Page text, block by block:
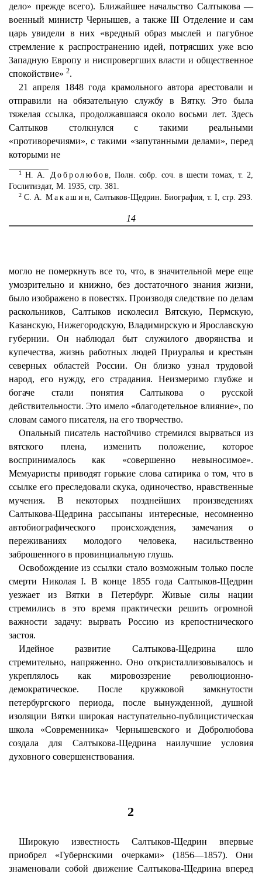
дело» прежде всего). Ближайшее начальство Салтыкова —
военный министр Чернышев, а также III Отделение и сам
царь увидели в них «вредный образ мыслей и пагубное
стремление к распространению идей, потрясших уже всю
Западную Европу и ниспровергших власти и общественное
спокойствие» 2.
21 апреля 1848 года крамольного автора арестовали и
отправили на обязательную службу в Вятку. Это была
тяжелая ссылка, продолжавшаяся около восьми лет. Здесь
Салтыков столкнулся с такими реальными
«противоречиями», с такими «запутанными делами», перед
которыми не
1Н. А. Добролюбов, Полн. собр. соч. в шести томах, т. 2,
Гослитиздат, М. 1935, стр. 381.
2С. А. Макашин, Салтыков-Щедрин. Биография, т. I, стр. 293.
14
могло не померкнуть все то, что, в значительной мере еще
умозрительно и книжно, без достаточного знания жизни,
было изображено в повестях. Производя следствие по делам
раскольников, Салтыков исколесил Вятскую, Пермскую,
Казанскую, Нижегородскую, Владимирскую и Ярославскую
губернии. Он наблюдал быт служилого дворянства и
купечества, жизнь работных людей Приуралья и крестьян
северных областей России. Он близко узнал трудовой
народ, его нужду, его страдания. Неизмеримо глубже и
богаче стали понятия Салтыкова о русской
действительности. Это имело «благодетельное влияние», по
словам самого писателя, на его творчество.
Опальный писатель настойчиво стремился вырваться из
вятского плена, изменить положение, которое
воспринималось как «совершенно невыносимое».
Мемуаристы приводят горькие слова сатирика о том, что в
ссылке его преследовали скука, одиночество, нравственные
мучения. В некоторых позднейших произведениях
Салтыкова-Щедрина рассыпаны интересные, несомненно
автобиографического происхождения, замечания о
переживаниях молодого человека, насильственно
заброшенного в провинциальную глушь.
Освобождение из ссылки стало возможным только после
смерти Николая I. В конце 1855 года Салтыков-Щедрин
уезжает из Вятки в Петербург. Живые силы нации
стремились в это время практически решить огромной
важности задачу: вырвать Россию из крепостнического
застоя.
Идейное развитие Салтыкова-Щедрина шло
стремительно, напряженно. Оно откристаллизовывалось и
укреплялось как мировоззрение революционно-
демократическое. После кружковой замкнутости
петербургского периода, после вынужденной, душной
изоляции Вятки широкая наступательно-публицистическая
школа «Современника» Чернышевского и Добролюбова
создала для Салтыкова-Щедрина наилучшие условия
духовного совершенствования.
2
Широкую известность Салтыков-Щедрин впервые
приобрел «Губернскими очерками» (1856—1857). Они
знаменовали собой движение Салтыкова-Щедрина вперед